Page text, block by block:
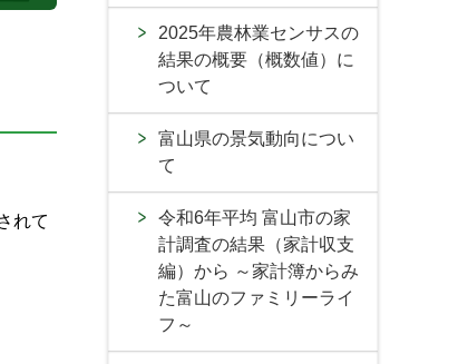
れて
2025年農林業センサスの
結果の概要（概数値）に
ついて
富山県の景気動向につい
て
令和6年平均 富山市の家
計調査の結果（家計収支
編）から ～家計簿からみ
た富山のファミリーライ
フ～